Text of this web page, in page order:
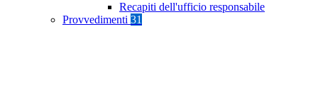
Recapiti dell'ufficio responsabile
Provvedimenti 31